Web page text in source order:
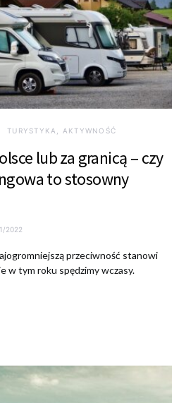
TURYSTYKA, AKTYWNOŚĆ
lub za granicą – czy
to stosowny
2022
przeciwność stanowi
w tym roku spędzimy wczasy.